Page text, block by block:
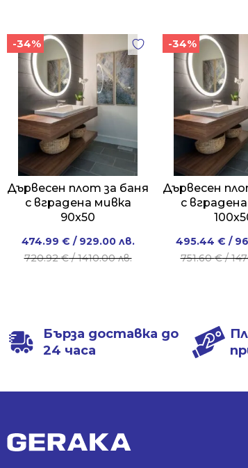
-34%
Дървесен плот за баня
с вградена мивка
90x50
720.92€/ 1410.00 лв.
Original
price
474.99 € / 929.00 лв.
Current
price
-34%
Дървесен
с
751.60€/
495.44 € /
Бърза доставка до
24 часа